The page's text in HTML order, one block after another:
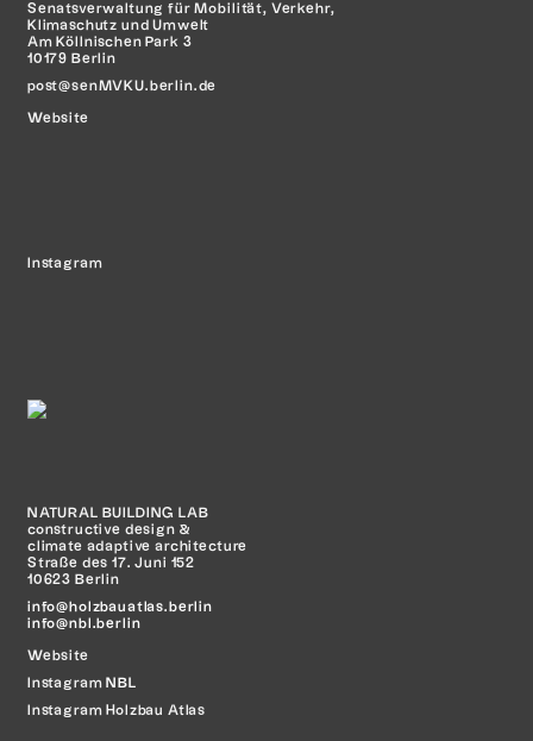
Senatsverwaltung für Mobilität, Verkehr,
Klimaschutz und Umwelt
Am Köllnischen Park 3
10179 Berlin
post@senMVKU.berlin.de
Website
Instagram
NATURAL BUILDING LAB
constructive design &
climate adaptive architecture
Straße des 17. Juni 152
10623 Berlin
info@holzbauatlas.berlin
info@nbl.berlin
Website
Instagram NBL
Instagram Holzbau Atlas